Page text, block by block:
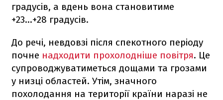
градусів, а вдень вона становитиме
+23...+28 градусів.
До речі, невдовзі після спекотного періоду
почне надходити прохолодніше повітря. Це
супроводжуватиметься дощами та грозами
у низці областей. Утім, значного
похолодання на території країни наразі не